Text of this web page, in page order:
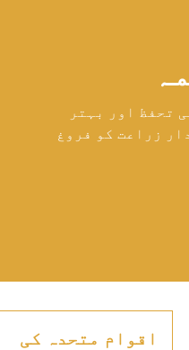
تحفظ اور بہتر
زراعت کو فروغ
اقوام متحدہ کی